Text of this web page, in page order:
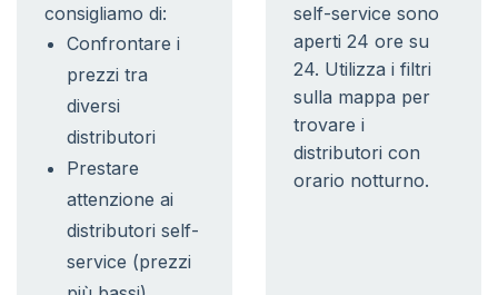
consigliamo di:
Confrontare i
prezzi tra
diversi
distributori
Prestare
attenzione ai
distributori self-
service (prezzi
self-service sono
aperti 24 ore su
24. Utilizza i filtri
sulla mappa per
trovare i
distributori con
orario notturno.